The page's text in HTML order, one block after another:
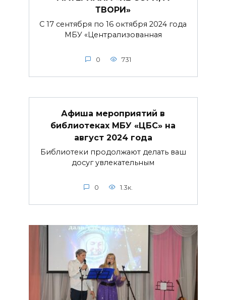
ТВОРИ»
С 17 сентября по 16 октября 2024 года
МБУ «Централизованная
0 731
Афиша мероприятий в
библиотеках МБУ «ЦБС» на
август 2024 года
Библиотеки продолжают делать ваш
досуг увлекательным
0 1.3к.